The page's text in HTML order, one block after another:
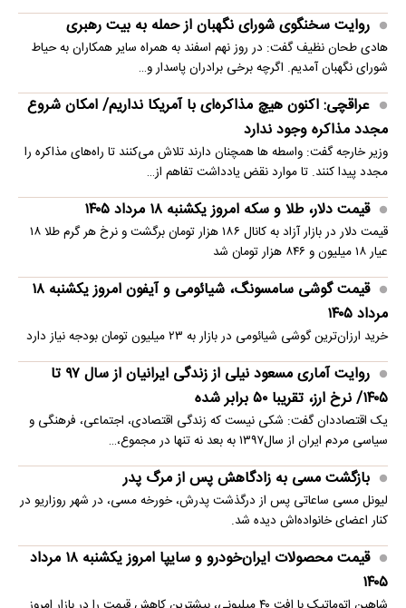
روایت سخنگوی شورای نگهبان از حمله به بیت رهبری
هادی طحان نظیف گفت: در روز نهم اسفند به همراه سایر همکاران به حیاط
شورای نگهبان آمدیم. اگرچه برخی برادران پاسدار و…
عراقچی: اکنون هیچ مذاکره‌ای با آمریکا نداریم/ امکان شروع
مجدد مذاکره وجود ندارد
وزیر خارجه گفت: واسطه ها همچنان دارند تلاش می‌کنند تا راه‌های مذاکره را
مجدد پیدا کنند. تا موارد نقض یادداشت تفاهم از…
قیمت دلار، طلا و سکه امروز یکشنبه ۱۸ مرداد ۱۴۰۵
قیمت دلار در بازار آزاد به کانال ۱۸۶ هزار تومان برگشت و نرخ هر گرم طلا ۱۸
عیار ۱۸ میلیون و ۸۴۶ هزار تومان شد
قیمت گوشی سامسونگ، شیائومی و آیفون امروز یکشنبه ۱۸
مرداد ۱۴۰۵
خرید ارزان‌ترین گوشی شیائومی در بازار به ۲۳ میلیون تومان بودجه نیاز دارد
روایت آماری مسعود نیلی از زندگی ایرانیان از سال ۹۷ تا
۱۴۰۵/ نرخ ارز، تقریبا ۵۰ برابر شده
یک اقتصاددان گفت: شکی نیست که زندگی اقتصادی، اجتماعی، فرهنگی و
سیاسی مردم ایران از سال۱۳۹۷ به بعد نه تنها در مجموع،…
بازگشت مسی به زادگاهش پس از مرگ پدر
لیونل مسی ساعاتی پس از درگذشت پدرش، خورخه مسی، در شهر روزاریو در
کنار اعضای خانواده‌اش دیده شد.
قیمت محصولات ایران‌خودرو و سایپا امروز یکشنبه ۱۸ مرداد
۱۴۰۵